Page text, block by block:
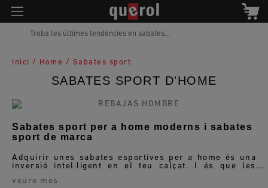
Troba les últimes tendències en sabates...
Inici / Home / Sabates sport
SABATES SPORT D'HOME
Sabates sport per a home moderns i sabates
sport de marca
Adquirir unes sabates esportives per a home és una
inversió intel·ligent en el teu calçat. I és que les
per a l'entorn laboral com per a qualsevol
veure mes